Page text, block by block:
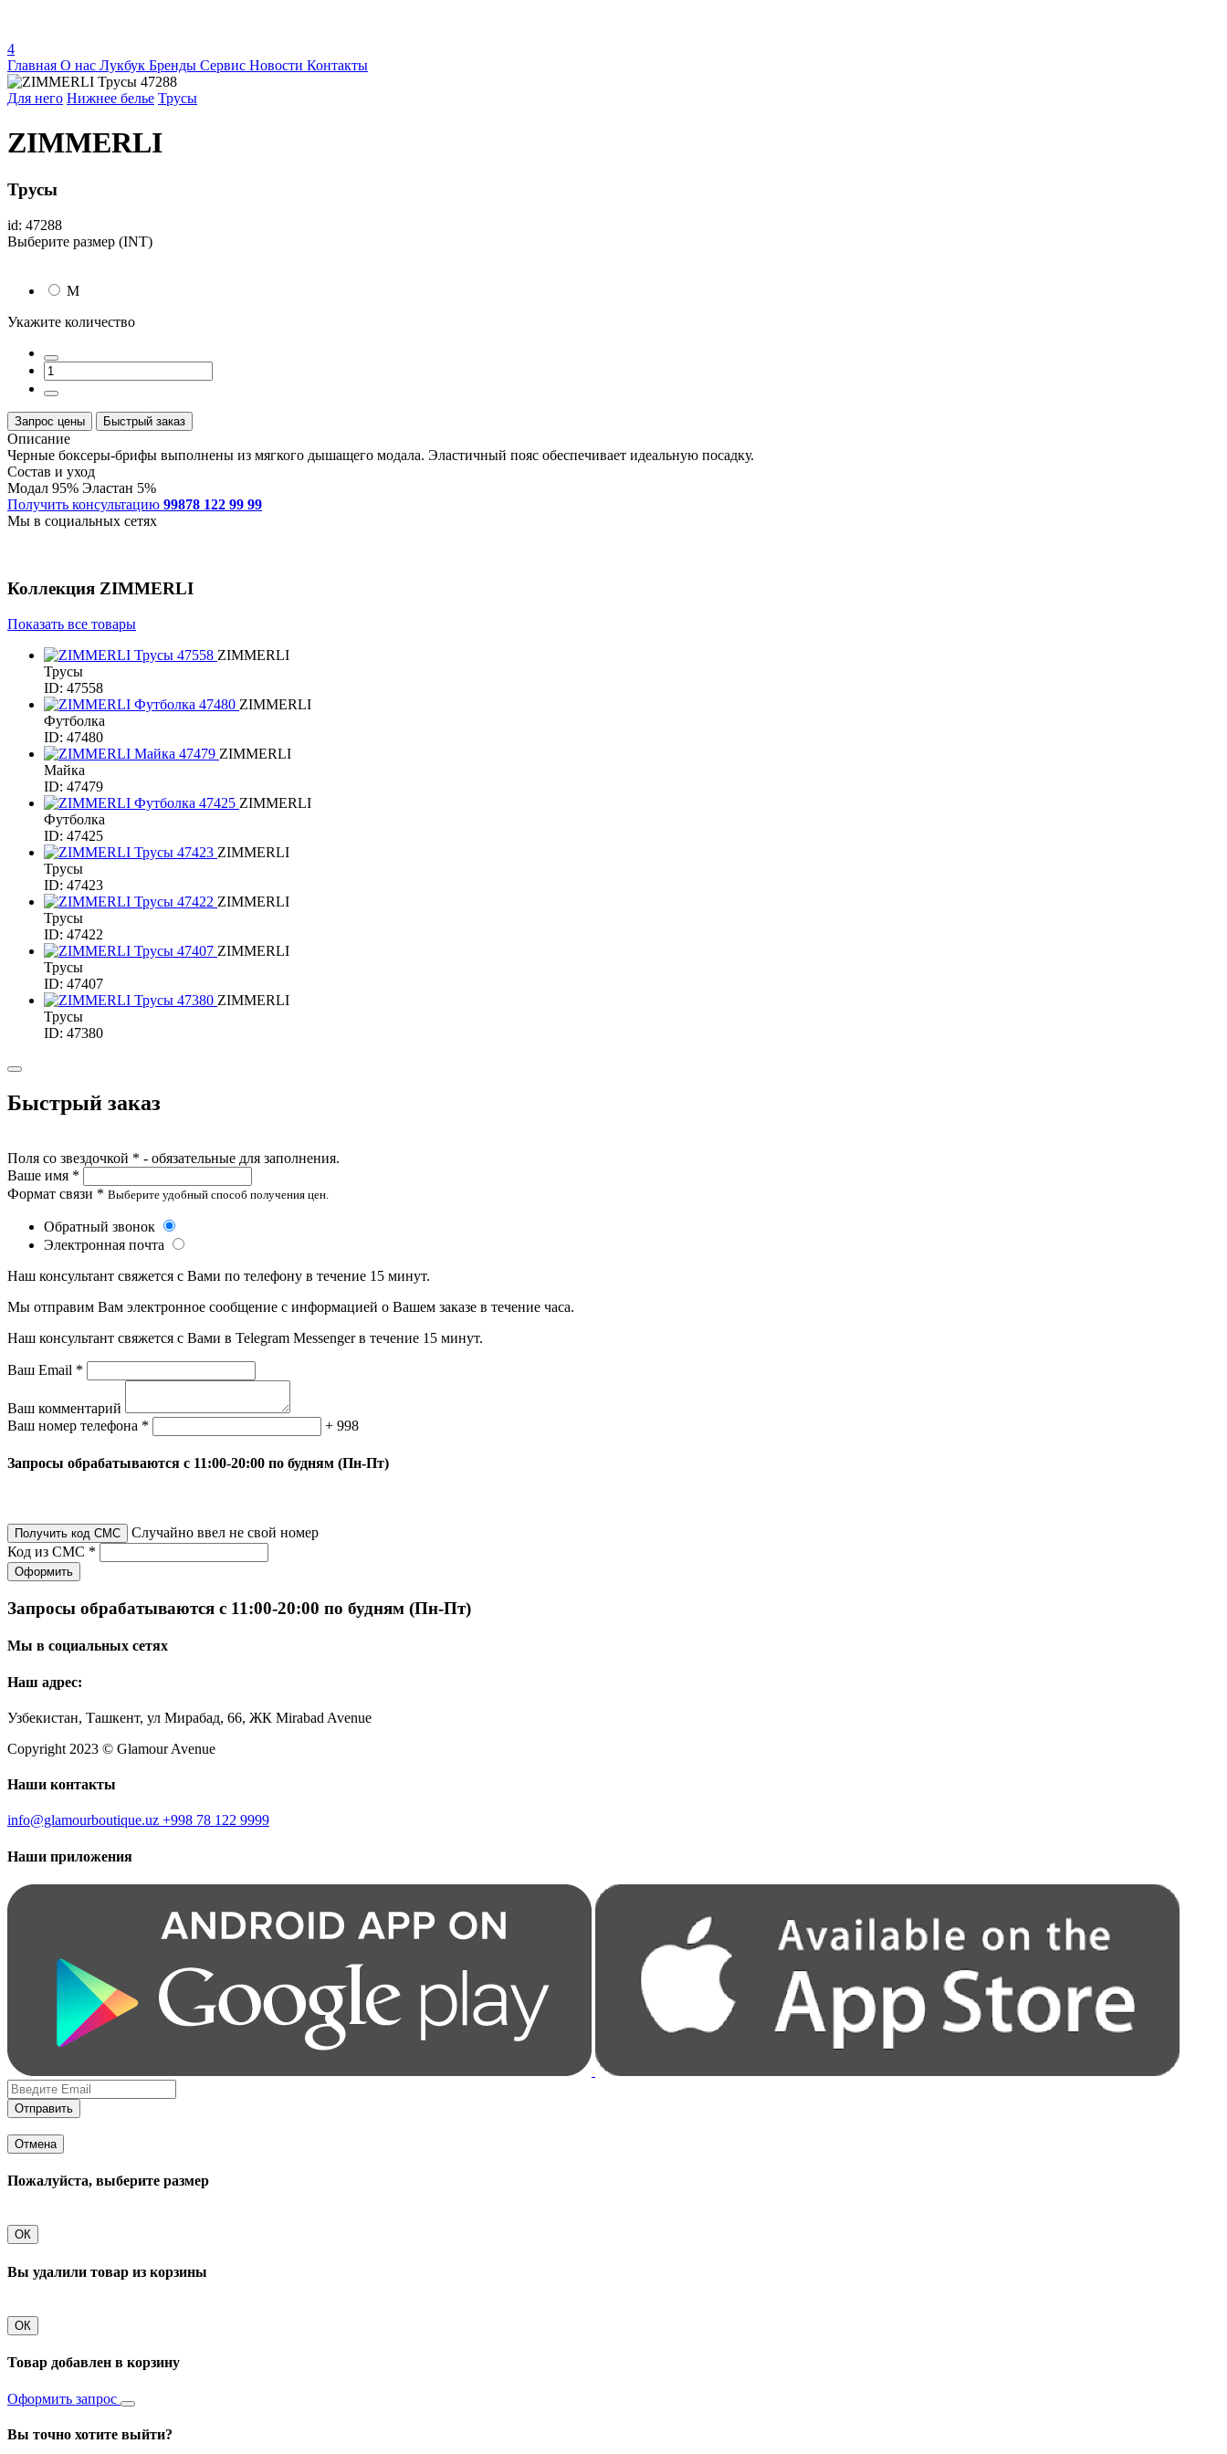
4
Главная О нас Лукбук Бренды Сервис Новости Контакты
Для него Нижнее белье Трусы
ZIMMERLI
Трусы
id: 47288
Выберите размер (INT)
M
Укажите количество
Запрос цены Быстрый заказ
Описание
Черные боксеры-брифы выполнены из мягкого дышащего модала. Эластичный пояс обеспечивает идеальную посадку.
Состав и уход
Модал 95% Эластан 5%
Получить консультацию 99878 122 99 99
Мы в социальных сетях
Коллекция ZIMMERLI
Показать все товары
ZIMMERLI
Трусы
ID: 47558
ZIMMERLI
Футболка
ID: 47480
ZIMMERLI
Майка
ID: 47479
ZIMMERLI
Футболка
ID: 47425
ZIMMERLI
Трусы
ID: 47423
ZIMMERLI
Трусы
ID: 47422
ZIMMERLI
Трусы
ID: 47407
ZIMMERLI
Трусы
ID: 47380
Быстрый заказ
Поля со звездочкой * - обязательные для заполнения.
Ваше имя *
Формат связи * Выберите удобный способ получения цен.
Обратный звонок
Электронная почта
Наш консультант свяжется с Вами по телефону в течение 15 минут.
Мы отправим Вам электронное сообщение с информацией о Вашем заказе в течение часа.
Наш консультант свяжется с Вами в Telegram Messenger в течение 15 минут.
Ваш Email *
Ваш комментарий
Ваш номер телефона *
+ 998
Запросы обрабатываются с 11:00-20:00 по будням (Пн-Пт)
Получить код СМС
Случайно ввел не свой номер
Код из СМС *
Оформить
Запросы обрабатываются с 11:00-20:00 по будням (Пн-Пт)
Мы в социальных сетях
Наш адрес:
Узбекистан, Ташкент, ул Мирабад, 66, ЖК Mirabad Avenue
Copyright 2023 © Glamour Avenue
Наши контакты
info@glamourboutique.uz +998 78 122 9999
Наши приложения
Отправить
Отмена
Пожалуйста, выберите размер
ОК
Вы удалили товар из корзины
ОК
Товар добавлен в корзину
Оформить запрос
Вы точно хотите выйти?